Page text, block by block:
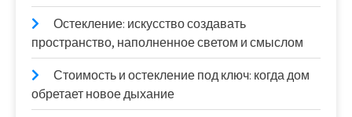
Остекление: искусство создавать
пространство, наполненное светом и смыслом
Стоимость и остекление под ключ: когда дом
обретает новое дыхание